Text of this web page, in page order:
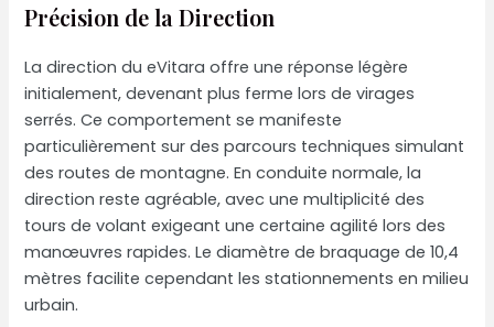
Précision de la Direction
La direction du eVitara offre une réponse légère
initialement, devenant plus ferme lors de virages
serrés. Ce comportement se manifeste
particulièrement sur des parcours techniques simulant
des routes de montagne. En conduite normale, la
direction reste agréable, avec une multiplicité des
tours de volant exigeant une certaine agilité lors des
manœuvres rapides. Le diamètre de braquage de 10,4
mètres facilite cependant les stationnements en milieu
urbain.